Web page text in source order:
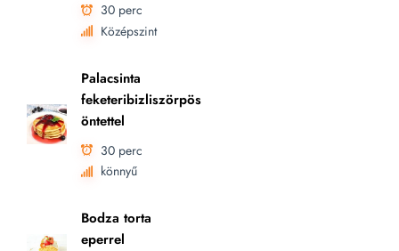
30 perc
Középszint
Palacsinta
feketeribizliszörpös
öntettel
30 perc
könnyű
Bodza torta
eperrel